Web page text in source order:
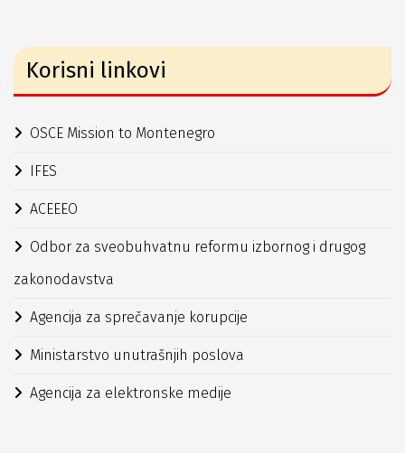
Korisni linkovi
OSCE Mission to Montenegro
IFES
ACEEEO
Odbor za sveobuhvatnu reformu izbornog i drugog
zakonodavstva
Agencija za sprečavanje korupcije
Ministarstvo unutrašnjih poslova
Agencija za elektronske medije